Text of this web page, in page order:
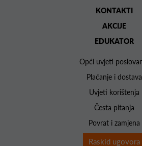
KONTAKTI
AKCIJE
EDUKATOR
Opći uvjeti
Plaćanje i dostava
Uvjeti korištenja
Česta pitanja
Povrat i zamjena
Raskid ugovora